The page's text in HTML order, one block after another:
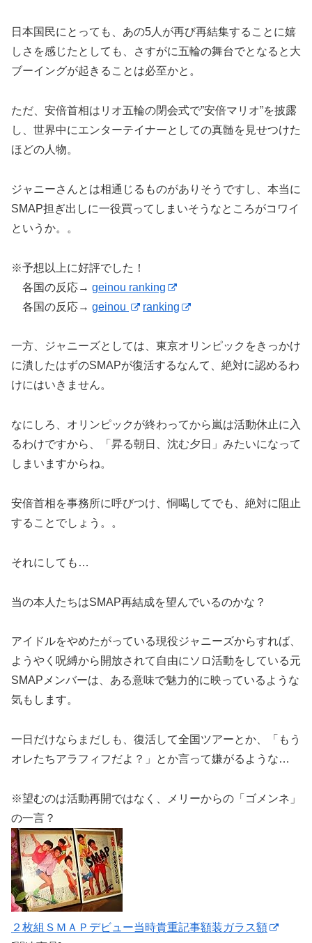
日本国民にとっても、あの5人が再び再結集することに嬉
しさを感じたとしても、さすがに五輪の舞台でとなると大
ブーイングが起きることは必至かと。
ただ、安倍首相はリオ五輪の閉会式で”安倍マリオ”を披露
し、世界中にエンターテイナーとしての真髄を見せつけた
ほどの人物。
ジャニーさんとは相通じるものがありそうですし、本当に
SMAP担ぎ出しに一役買ってしまいそうなところがコワイ
というか。。
※予想以上に好評でした！
各国の反応→ geinou ranking
各国の反応→ geinou ranking
一方、ジャニーズとしては、東京オリンピックをきっかけ
に潰したはずのSMAPが復活するなんて、絶対に認めるわ
けにはいきません。
なにしろ、オリンピックが終わってから嵐は活動休止に入
るわけですから、「昇る朝日、沈む夕日」みたいになって
しまいますからね。
安倍首相を事務所に呼びつけ、恫喝してでも、絶対に阻止
することでしょう。。
それにしても…
当の本人たちはSMAP再結成を望んでいるのかな？
アイドルをやめたがっている現役ジャニーズからすれば、
ようやく呪縛から開放されて自由にソロ活動をしている元
SMAPメンバーは、ある意味で魅力的に映っているような
気もします。
一日だけならまだしも、復活して全国ツアーとか、「もう
オレたちアラフィフだよ？」とか言って嫌がるような…
※望むのは活動再開ではなく、メリーからの「ゴメンネ」
の一言？
２枚組ＳＭＡＰデビュー当時貴重記事額装ガラス額